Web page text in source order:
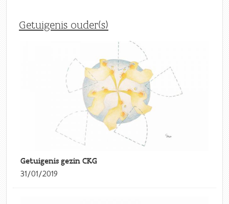
Getuigenis ouder(s)
Getuigenis gezin CKG
31/01/2019